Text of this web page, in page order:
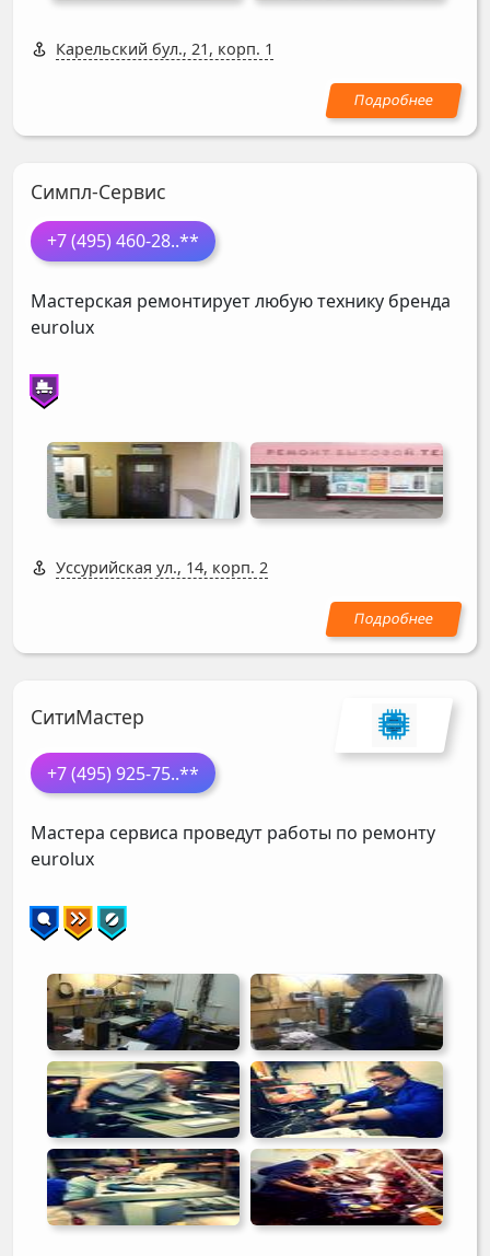
Карельский бул., 21, корп. 1
Симпл-Сервис
+7 (495) 460-28..**
Мастерская ремонтирует любую технику бренда
eurolux
Уссурийская ул., 14, корп. 2
СитиМастер
+7 (495) 925-75..**
Мастера сервиса проведут работы по ремонту
eurolux